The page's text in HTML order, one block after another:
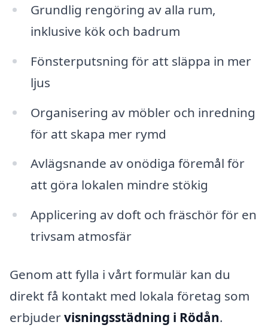
Grundlig rengöring av alla rum,
inklusive kök och badrum
Fönsterputsning för att släppa in mer
ljus
Organisering av möbler och inredning
för att skapa mer rymd
Avlägsnande av onödiga föremål för
att göra lokalen mindre stökig
Applicering av doft och fräschör för en
trivsam atmosfär
Genom att fylla i vårt formulär kan du
direkt få kontakt med lokala företag som
erbjudervisningsstädning i Rödån.